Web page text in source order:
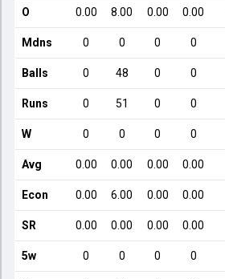
O 0.00 8.00 0.00 0.00
Mdns 0 0 0 0
Balls 0 48 0 0
Runs 0 51 0 0
W 0 0 0 0
Avg 0.00 0.00 0.00 0.00
Econ 0.00 6.00 0.00 0.00
SR 0.00 0.00 0.00 0.00
5w 0 0 0 0